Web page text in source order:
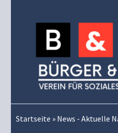
Startseite » News - Aktuelle